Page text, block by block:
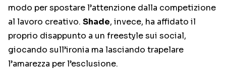
modo per spostare l’attenzione dalla competizione
al lavoro creativo. Shade, invece, ha affidato il
proprio disappunto a un freestyle sui social,
giocando sull’ironia ma lasciando trapelare
l’amarezza per l’esclusione.